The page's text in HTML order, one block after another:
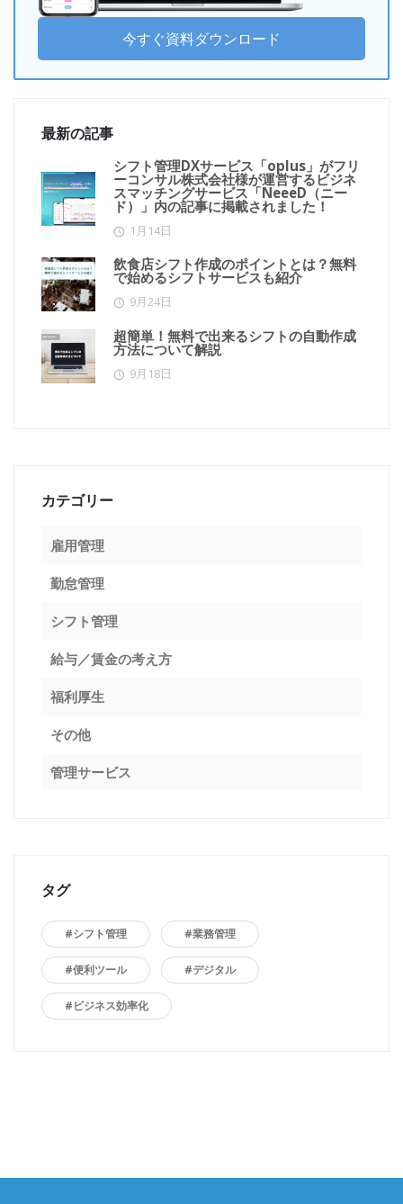
今すぐ資料ダウンロード
最新の記事
シフト管理DXサービス「oplus」がフリ
ーコンサル株式会社様が運営するビジネ
スマッチングサービス「NeeeD（ニー
ド）」内の記事に掲載されました！
1月14日
飲食店シフト作成のポイントとは？無料
で始めるシフトサービスも紹介
9月24日
超簡単！無料で出来るシフトの自動作成
方法について解説
9月18日
カテゴリー
雇用管理
勤怠管理
シフト管理
給与／賃金の考え方
福利厚生
その他
管理サービス
タグ
#シフト管理 #業務管理
#便利ツール #デジタル
#ビジネス効率化